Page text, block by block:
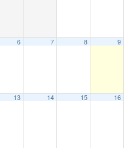
6 7 8 9
13 14 15 16